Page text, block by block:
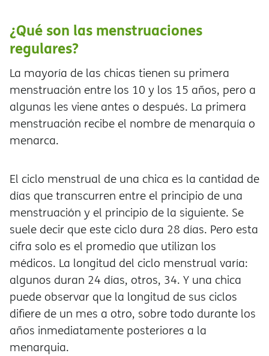
¿Qué son las menstruaciones
regulares?
La mayoría de las chicas tienen su primera
menstruación entre los 10 y los 15 años, pero a
algunas les viene antes o después. La primera
menstruación recibe el nombre de menarquía o
menarca.
El ciclo menstrual de una chica es la cantidad de
días que transcurren entre el principio de una
menstruación y el principio de la siguiente. Se
suele decir que este ciclo dura 28 días. Pero esta
cifra solo es el promedio que utilizan los
médicos. La longitud del ciclo menstrual varía:
algunos duran 24 días, otros, 34. Y una chica
puede observar que la longitud de sus ciclos
difiere de un mes a otro, sobre todo durante los
años inmediatamente posteriores a la
menarquia.